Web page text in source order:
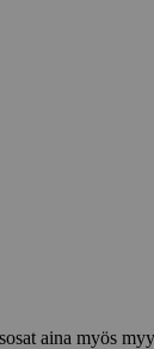
aina myös